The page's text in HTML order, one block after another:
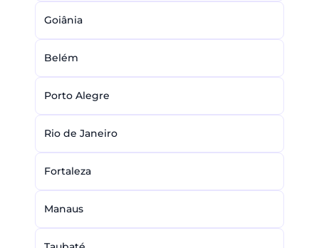
Goiânia
Belém
Porto Alegre
Rio de Janeiro
Fortaleza
Manaus